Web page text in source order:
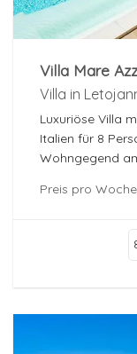
Villa Mare
Villa in
Luxuriöse Villa
Italien für 8
Wohngegend
Preis pro